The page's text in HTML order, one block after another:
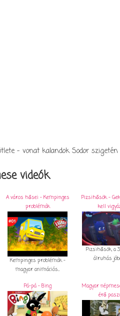
- vonat kalandok Sodor szigetén
videók
A város hősei - Kempinges
problémák
Kempinges problémák -
magyar animációs...
Pizsihősök -
kell
Pizsihősök, a
álruhás
Pá-pá - Bing
Magyar
érő